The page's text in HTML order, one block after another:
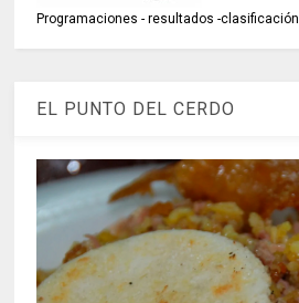
Programaciones - resultados -clasificación
EL PUNTO DEL CERDO